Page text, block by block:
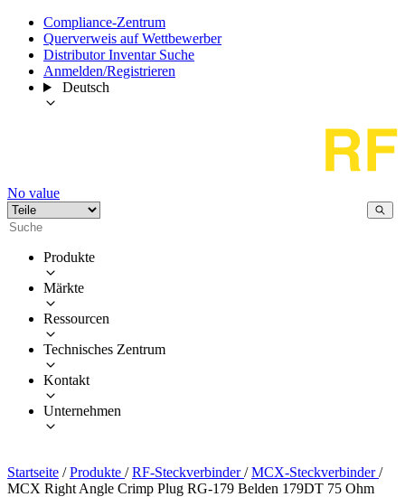
Compliance-Zentrum
Querverweis auf Wettbewerber
Distributor Inventar Suche
Anmelden/Registrieren
Deutsch
No value
Produkte
Märkte
Ressourcen
Technisches Zentrum
Kontakt
Unternehmen
Startseite / Produkte / RF-Steckverbinder/ MCX-Steckverbinder/
MCX Right Angle Crimp Plug RG-179 Belden 179DT 75 Ohm